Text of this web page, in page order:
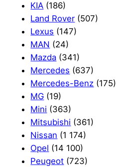
KIA (186)
Land Rover (507)
Lexus (147)
MAN (24)
Mazda (341)
Mercedes (637)
Mercedes-Benz (175)
MG (19)
Mini (363)
Mitsubishi (361)
Nissan (1 174)
Opel (14 100)
Peugeot (723)